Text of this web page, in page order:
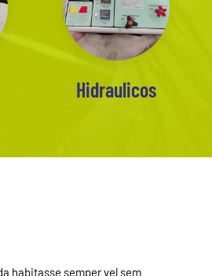
Hidraulicos
habitasse semper vel sem